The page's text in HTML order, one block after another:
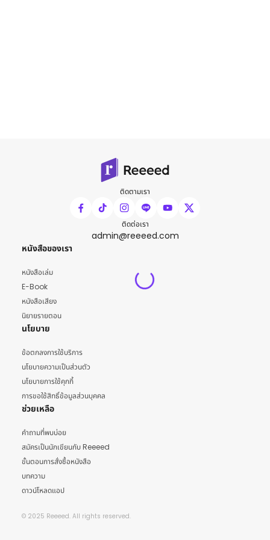
ติดตามเรา
ติดต่อเรา
admin@reeeed.com
หนังสือของเรา
หนังสือเล่ม
E-Book
หนังสือเสียง
นิยายรายตอน
นโยบาย
ข้อตกลงการใช้บริการ
นโยบายความเป็นส่วนตัว
นโยบายการใช้คุกกี้
การขอใช้สิทธิ์ข้อมูลส่วนบุคคล
ช่วยเหลือ
คำถามที่พบบ่อย
สมัครเป็นนักเขียนกับ Reeeed
ขั้นตอนการสั่งซื้อหนังสือ
บทความ
ดาวน์โหลดแอป
© 2025 Reeeed. All rights reserved.